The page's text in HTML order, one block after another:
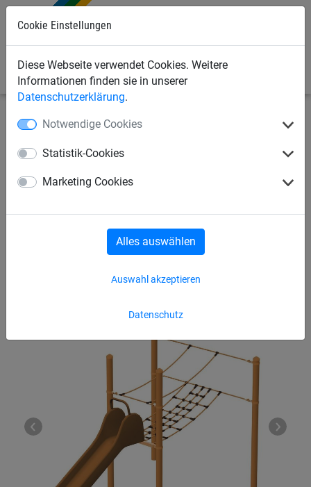
Cookie Einstellungen
Diese Webseite verwendet Cookies. Weitere
Informationen finden sie in unserer
Datenschutzerklärung.
Notwendige Cookies
Statistik-Cookies
Marketing Cookies
Datenschutz
Auswahl akzeptieren
Alles auswählen
Seilspielgeräte Vario-System
VARIO-ELEMENT 11, Brücke
ohne Pfosten